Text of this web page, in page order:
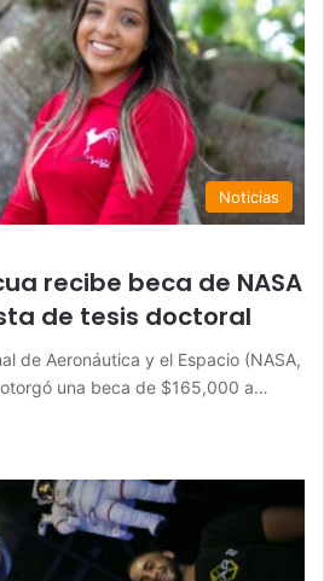
Noticias
recibe beca de NASA
de tesis doctoral
de Aeronáutica y el Espacio (NASA,
una beca de $165,000 a…